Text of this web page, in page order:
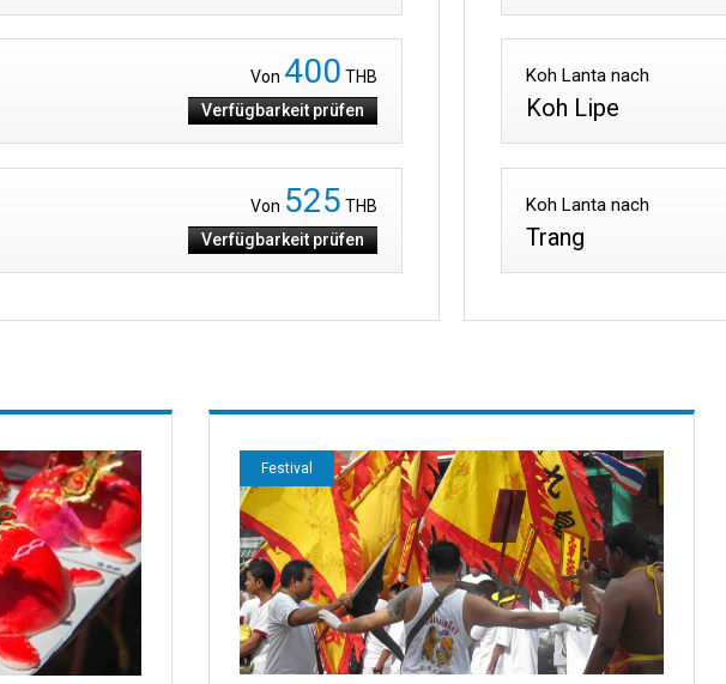
Von 400 THB
Verfügbarkeit prüfen
Von 525 THB
Verfügbarkeit prüfen
Koh Lanta nach
Koh Lipe
Koh Lanta nach
Trang
Festival